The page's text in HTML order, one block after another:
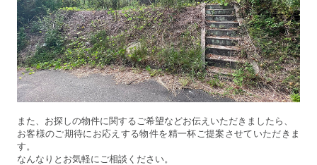
また、お探しの物件に関するご希望などお伝えいただきましたら、
お客様のご期待にお応えする物件を精一杯ご提案させていただきま
す。
なんなりとお気軽にご相談ください。